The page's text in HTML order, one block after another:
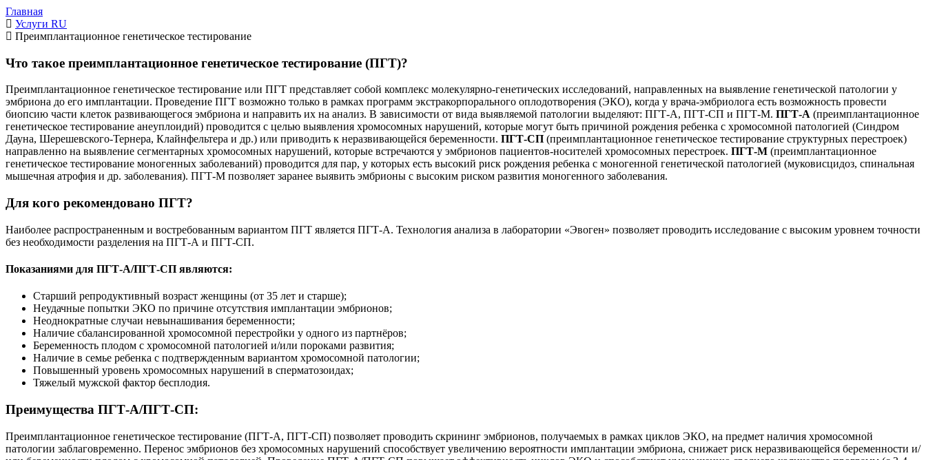
Главная
Услуги RU
Преимплантационное генетическое тестирование
Что такое преимплантационное генетическое тестирование (ПГТ)?
Преимплантационное генетическое тестирование или ПГТ представляет собой комплекс молекулярно-генетических исследований, направленных на выявление генетической патологии у
эмбриона до его имплантации. Проведение ПГТ возможно только в рамках программ экстракорпорального оплодотворения (ЭКО), когда у врача-эмбриолога есть возможность провести
биопсию части клеток развивающегося эмбриона и направить их на анализ. В зависимости от вида выявляемой патологии выделяют: ПГТ-А, ПГТ-СП и ПГТ-М. ПГТ-А (преимплантационное
генетическое тестирование анеуплоидий) проводится с целью выявления хромосомных нарушений, которые могут быть причиной рождения ребенка с хромосомной патологией (Синдром
Дауна, Шерешевского-Тернера, Клайнфельтера и др.) или приводить к неразвивающейся беременности. ПГТ-СП (преимплантационное генетическое тестирование структурных перестроек)
направленно на выявление сегментарных хромосомных нарушений, которые встречаются у эмбрионов пациентов-носителей хромосомных перестроек. ПГТ-М (преимплантационное
генетическое тестирование моногенных заболеваний) проводится для пар, у которых есть высокий риск рождения ребенка с моногенной генетической патологией (муковисцидоз, спинальная
мышечная атрофия и др. заболевания). ПГТ-М позволяет заранее выявить эмбрионы с высоким риском развития моногенного заболевания.
Для кого рекомендовано ПГТ?
Наиболее распространенным и востребованным вариантом ПГТ является ПГТ-А. Технология анализа в лаборатории «Эвоген» позволяет проводить исследование с высоким уровнем точности
без необходимости разделения на ПГТ-А и ПГТ-СП.
Показаниями для ПГТ-А/ПГТ-СП являются:
Старший репродуктивный возраст женщины (от 35 лет и старше);
Неудачные попытки ЭКО по причине отсутствия имплантации эмбрионов;
Неоднократные случаи невынашивания беременности;
Наличие сбалансированной хромосомной перестройки у одного из партнёров;
Беременность плодом с хромосомной патологией и/или пороками развития;
Наличие в семье ребенка с подтвержденным вариантом хромосомной патологии;
Повышенный уровень хромосомных нарушений в сперматозоидах;
Тяжелый мужской фактор бесплодия.
Преимущества ПГТ-А/ПГТ-СП:
Преимплантационное генетическое тестирование (ПГТ-А, ПГТ-СП) позволяет проводить скрининг эмбрионов, получаемых в рамках циклов ЭКО, на предмет наличия хромосомной
патологии заблаговременно. Перенос эмбрионов без хромосомных нарушений способствует увеличению вероятности имплантации эмбриона, снижает риск неразвивающейся беременности и/